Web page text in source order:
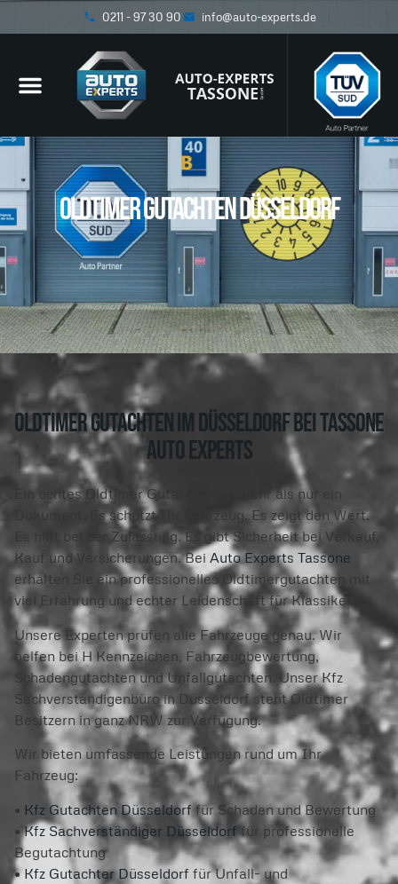
0211 - 97 30 90 info@auto-experts.de
oldtimer gutachten düsseldorf
Oldtimer Gutachten Im Düsseldorf bei Tassone
Auto Experts
Ein echtes Oldtimer Gutachten ist mehr als nur ein
Dokument. Es schützt Ihr Fahrzeug. Es zeigt den Wert.
Es hilft bei der Zulassung. Es gibt Sicherheit bei Verkauf,
Kauf und Versicherungen. Bei Auto Experts Tassone
erhalten Sie ein professionelles Oldtimergutachten mit
viel Erfahrung und echter Leidenschaft für Klassiker.
Unsere Experten prüfen alle Fahrzeuge genau. Wir
helfen bei H Kennzeichen, Fahrzeugbewertung,
Schadengutachten und Unfallgutachten. Unser Kfz
Sachverständigenbüro in Düsseldorf steht Oldtimer
Besitzern in ganz NRW zur Verfügung.
Wir bieten umfassende Leistungen rund um Ihr
Fahrzeug:
• Kfz Gutachten Düsseldorffür Schaden und Bewertung
•Kfz Sachverständiger Düsseldorffür professionelle
Begutachtung
• Kfz Gutachter Düsseldorf für Unfall- und